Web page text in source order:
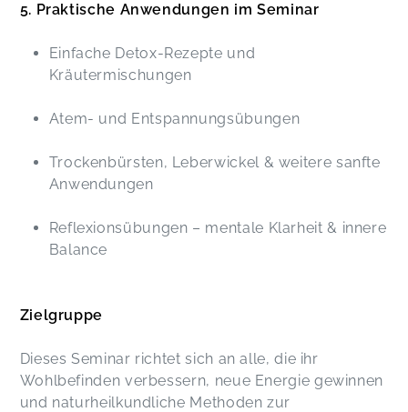
5. Praktische Anwendungen im Seminar
Einfache Detox-Rezepte und
Kräutermischungen
Atem- und Entspannungsübungen
Trockenbürsten, Leberwickel & weitere sanfte
Anwendungen
Reflexionsübungen – mentale Klarheit & innere
Balance
Zielgruppe
Dieses Seminar richtet sich an alle, die ihr
Wohlbefinden verbessern, neue Energie gewinnen
und naturheilkundliche Methoden zur